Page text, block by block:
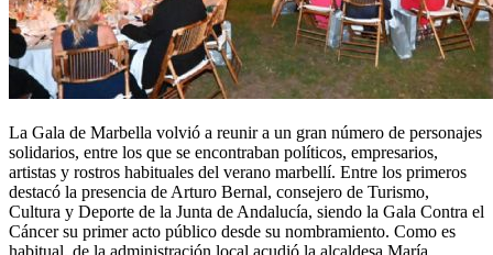
La Gala de Marbella volvió a reunir a un gran número de personajes
solidarios, entre los que se encontraban políticos, empresarios,
artistas y rostros habituales del verano marbellí. Entre los primeros
destacó la presencia de Arturo Bernal, consejero de Turismo,
Cultura y Deporte de la Junta de Andalucía, siendo la Gala Contra el
Cáncer su primer acto público desde su nombramiento. Como es
habitual, de la administración local acudió la alcaldesa María